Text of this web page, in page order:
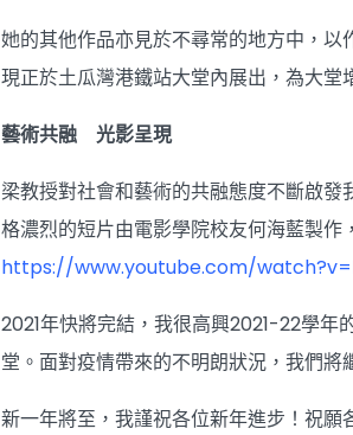
她的其他作品亦見於不尋常的地方中，
現正於土瓜灣港鐵站大堂內展出，為大
藝術共融 光影呈現
梁教授對社會和藝術的共融態度不斷啟
格濃烈的短片由電影學院校友何海藍製作
https://www.youtube.com/
2021年快將完結，我很高興2021-22學年
堂。面對疫情帶來的不明朗狀況，我們
新一年將至，我謹祝各位新年進步！祝願